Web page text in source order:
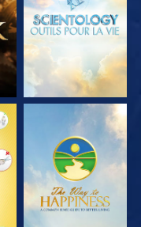
SÉRIES
REGARDER